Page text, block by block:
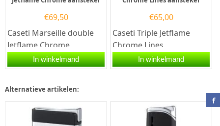
€69,50
Caseti Marseille double
Jetflame Chrome
aansteker.De Caseti
Marseille double Jetflame
In winkelmand
€65,00
Caseti Triple Jetflame
Chrome Lines
aansteker.De Caseti Triple
jetflame aansteker heeft
In winkelmand
Alternatieve artikelen: